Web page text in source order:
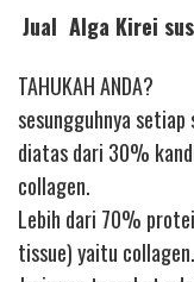
Jual Alga Kirei
TAHUKAH ANDA?
sesungguhnya
diatas dari 30%
collagen.
Lebih dari 70%
tissue) yaitu collagen.